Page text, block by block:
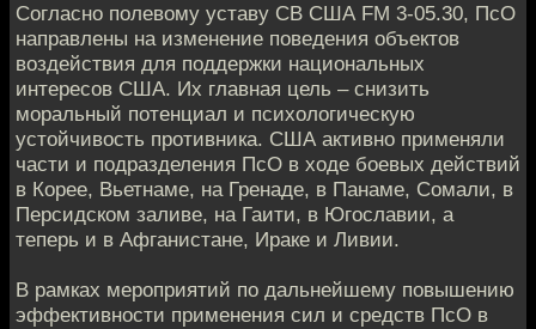
Согласно полевому уставу СВ США FM 3-05.30, ПсО
направлены на изменение поведения объектов
воздействия для поддержки национальных
интересов США. Их главная цель – снизить
моральный потенциал и психологическую
устойчивость противника. США активно применяли
части и подразделения ПсО в ходе боевых действий
в Корее, Вьетнаме, на Гренаде, в Панаме, Сомали, в
Персидском заливе, на Гаити, в Югославии, а
теперь и в Афганистане, Ираке и Ливии.
В рамках мероприятий по дальнейшему повышению
эффективности применения сил и средств ПсО в